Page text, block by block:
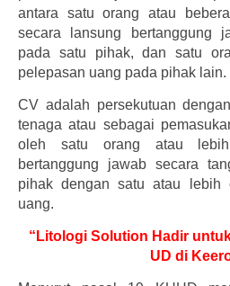
antara satu orang atau
secara lansung bertanggung
pada satu pihak, dan satu
pelepasan uang pada pihak lain.
CV adalah persekutuan
tenaga atau sebagai
oleh satu orang atau
bertanggung jawab secara
pihak dengan satu atau lebih
uang.
“Litologi Solution Hadir
UD di